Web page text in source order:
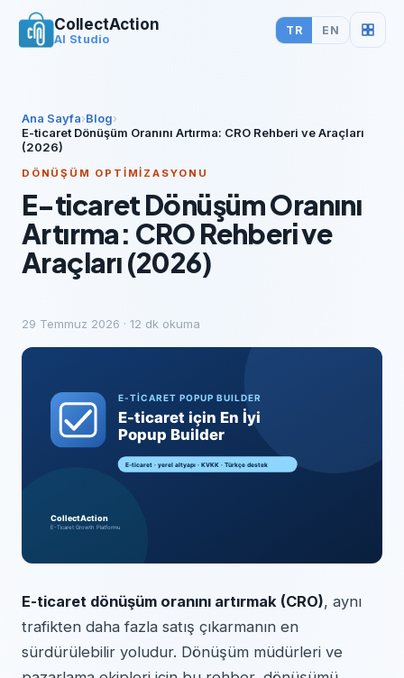
CollectAction
AI Studio
TR EN
Ana Sayfa›Blog›
E-ticaret Dönüşüm Oranını Artırma: CRO Rehberi ve Araçları
(2026)
DÖNÜŞÜM OPTIMIZASYONU
E-ticaret Dönüşüm Oranını
Artırma: CRO Rehberi ve
Araçları (2026)
29 Temmuz 2026 · 12 dk okuma
E-ticaret dönüşüm oranını artırmak (CRO), aynı
trafikten daha fazla satış çıkarmanın en
sürdürülebilir yoludur. Dönüşüm müdürleri ve